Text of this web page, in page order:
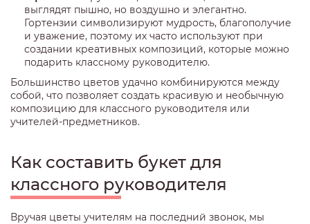
выглядят пышно, но воздушно и элегантно.
Гортензии символизируют мудрость, благополучие
и уважение, поэтому их часто используют при
создании креативных композиций, которые можно
подарить классному руководителю.
Большинство цветов удачно комбинируются между
собой, что позволяет создать красивую и необычную
композицию для классного руководителя или
учителей-предметников.
Как составить букет для
классного руководителя
Вручая цветы учителям на последний звонок, мы